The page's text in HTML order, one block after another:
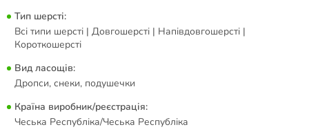
Тип шерсті:
Всі типи шерсті | Довгошерсті | Напівдовгошерсті |
Короткошерсті
Вид ласощів:
Дропси, снеки, подушечки
Країна виробник/реєстрація:
Чеська Республіка/Чеська Республіка